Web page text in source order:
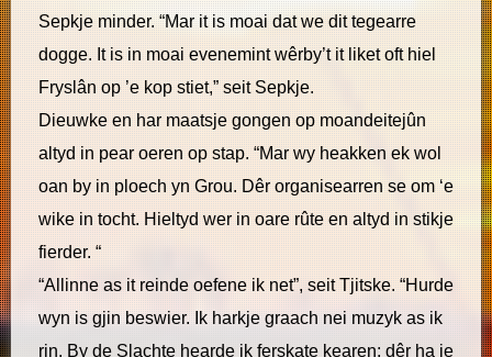
Sepkje minder. “Mar it is moai dat we dit tegearre
dogge. It is in moai evenemint wêrby’t it liket oft hiel
Fryslân op ’e kop stiet,” seit Sepkje.
Dieuwke en har maatsje gongen op moandeitejûn
altyd in pear oeren op stap. “Mar wy heakken ek wol
oan by in ploech yn Grou. Dêr organisearren se om ‘e
wike in tocht. Hieltyd wer in oare rûte en altyd in stikje
fierder. “
“Allinne as it reinde oefene ik net”, seit Tjitske. “Hurde
wyn is gjin beswier. Ik harkje graach nei muzyk as ik
rin. By de Slachte hearde ik ferskate kearen: dêr ha je